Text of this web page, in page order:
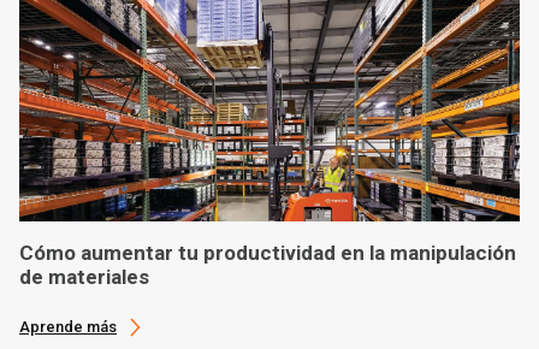
Cómo aumentar tu productividad en la manipulación
de materiales
Aprende más